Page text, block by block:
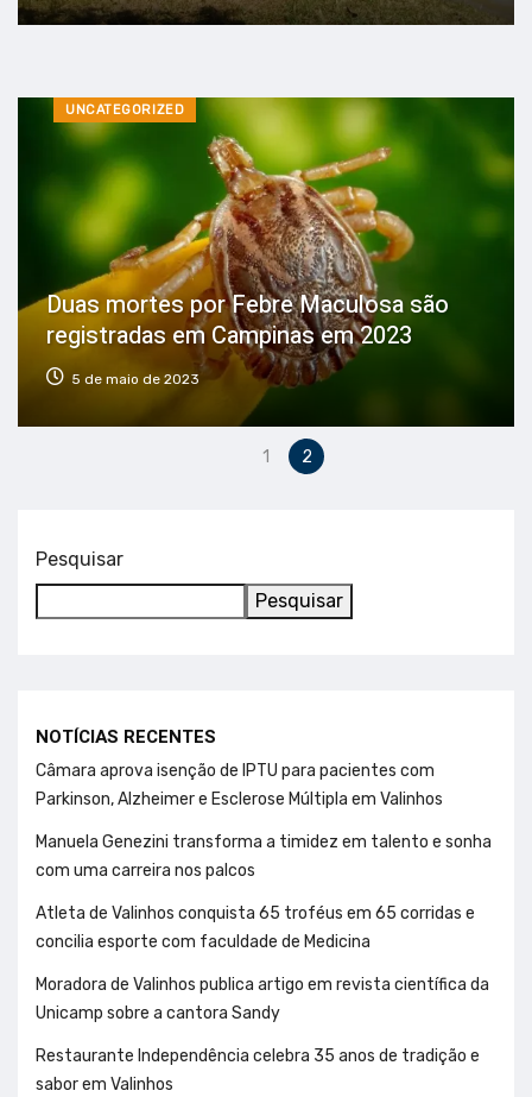
UNCATEGORIZED
Duas mortes por Febre Maculosa são
registradas em Campinas em 2023
5 de maio de 2023
1 2
Pesquisar
Pesquisar
NOTÍCIAS RECENTES
Câmara aprova isenção de IPTU para pacientes com
Parkinson, Alzheimer e Esclerose Múltipla em Valinhos
Manuela Genezini transforma a timidez em talento e sonha
com uma carreira nos palcos
Atleta de Valinhos conquista 65 troféus em 65 corridas e
concilia esporte com faculdade de Medicina
Moradora de Valinhos publica artigo em revista científica da
Unicamp sobre a cantora Sandy
Restaurante Independência celebra 35 anos de tradição e
sabor em Valinhos